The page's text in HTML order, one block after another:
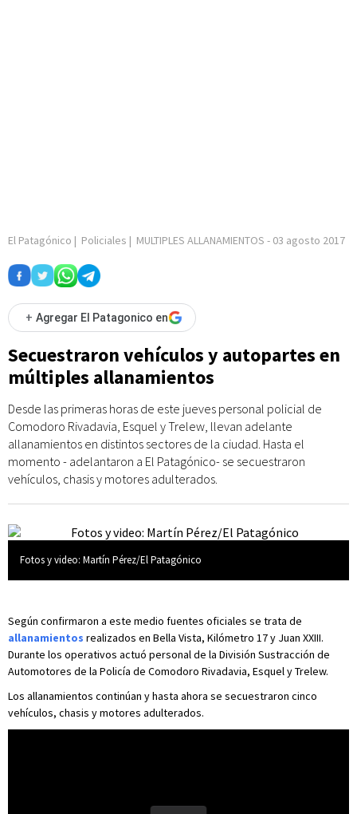
El Patagónico | Policiales | MULTIPLES ALLANAMIENTOS - 03 agosto 2017
+ Agregar El Patagonico en
Secuestraron vehículos y autopartes en
múltiples allanamientos
Desde las primeras horas de este jueves personal policial de
Comodoro Rivadavia, Esquel y Trelew, llevan adelante
allanamientos en distintos sectores de la ciudad. Hasta el
momento - adelantaron a El Patagónico- se secuestraron
vehículos, chasis y motores adulterados.
Fotos y video: Martín Pérez/El Patagónico
Según confirmaron a este medio fuentes oficiales se trata de
allanamientos realizados en Bella Vista, Kilómetro 17 y Juan XXIII.
Durante los operativos actuó personal de la División Sustracción de
Automotores de la Policía de Comodoro Rivadavia, Esquel y Trelew.
Los allanamientos continúan y hasta ahora se secuestraron cinco
vehículos, chasis y motores adulterados.